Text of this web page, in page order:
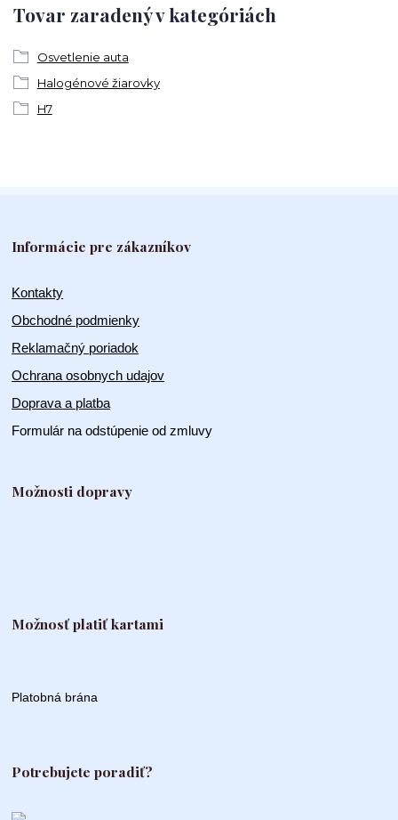
Tovar zaradený v kategóriách
Osvetlenie auta
Halogénové žiarovky
H7
Informácie pre zákazníkov
Kontakty
Obchodné podmienky
Reklamačný poriadok
Ochrana osobnych udajov
Doprava a platba
Formulár na odstúpenie od zmluvy
Možnosti dopravy
Možnosť platiť kartami
Platobná brána
Potrebujete poradiť?